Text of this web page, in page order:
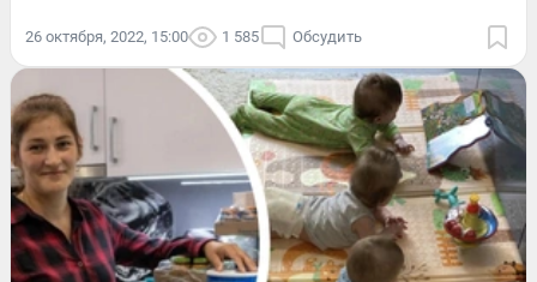
26 октября, 2022, 15:00 1 585 Обсудить